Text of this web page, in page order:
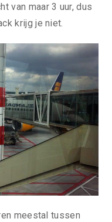
van maar 3 uur, dus
krijg je niet.
meestal tussen